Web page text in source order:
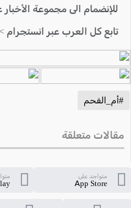
للإنضمام الى مجموعة
تابع كل العرب عبر انستجرام
#أم_الفحم
مقالات متعلقة
متواجد على
App Store